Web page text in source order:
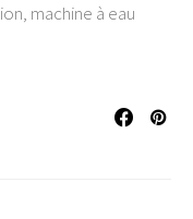
machine à eau